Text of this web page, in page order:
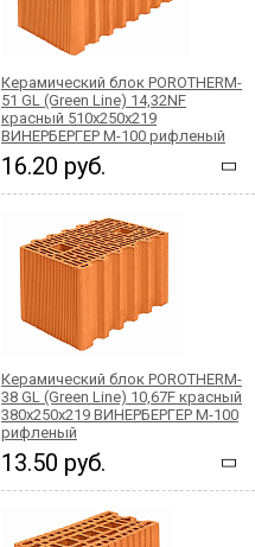
Керамический блок POROTHERM-
51 GL (Green Line) 14,32NF
красный 510x250x219
ВИНЕРБЕРГЕР М-100 рифленый
16.20 руб.
Керамический блок POROTHERM-
38 GL (Green Line) 10,67F красный
380x250x219 ВИНЕРБЕРГЕР М-100
рифленый
13.50 руб.